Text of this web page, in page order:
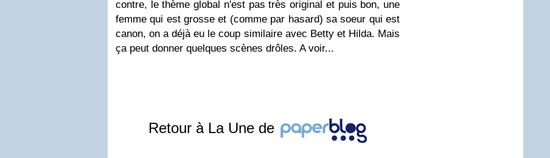
contre, le thème global n'est pas très original et puis bon, une
femme qui est grosse et (comme par hasard) sa soeur qui est
canon, on a déjà eu le coup similaire avec Betty et Hilda. Mais
ça peut donner quelques scènes drôles. A voir...
Retour à La Une de